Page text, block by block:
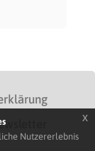
Nutzererlebnis
x